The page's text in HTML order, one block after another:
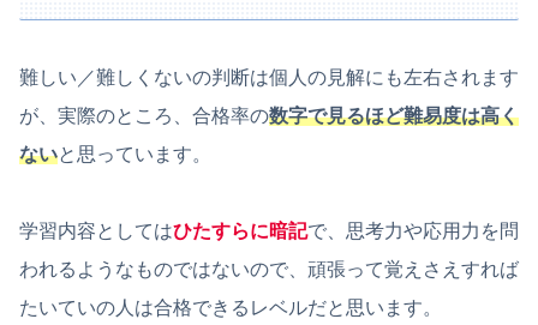
難しい／難しくないの判断は個人の見解にも左右されます
が、実際のところ、合格率の数字で見るほど難易度は高く
ないと思っています。
学習内容としてはひたすらに暗記で、思考力や応用力を問
われるようなものではないので、頑張って覚えさえすれば
たいていの人は合格できるレベルだと思います。